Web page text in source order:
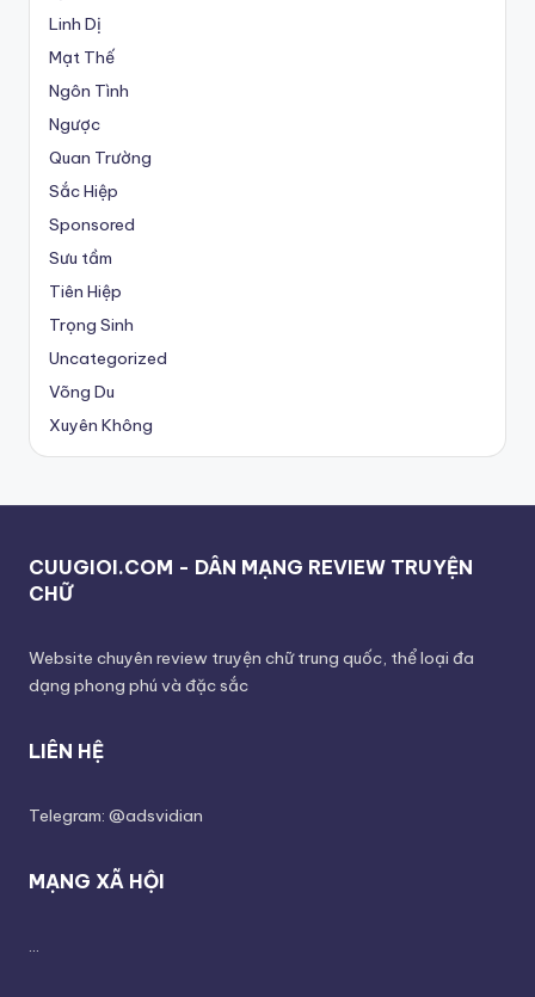
Linh Dị
Mạt Thế
Ngôn Tình
Ngược
Quan Trường
Sắc Hiệp
Sponsored
Sưu tầm
Tiên Hiệp
Trọng Sinh
Uncategorized
Võng Du
Xuyên Không
CUUGIOI.COM - DÂN MẠNG REVIEW TRUYỆN
CHỮ
Website chuyên review truyện chữ trung quốc, thể loại đa
dạng phong phú và đặc sắc
LIÊN HỆ
Telegram: @adsvidian
MẠNG XÃ HỘI
...